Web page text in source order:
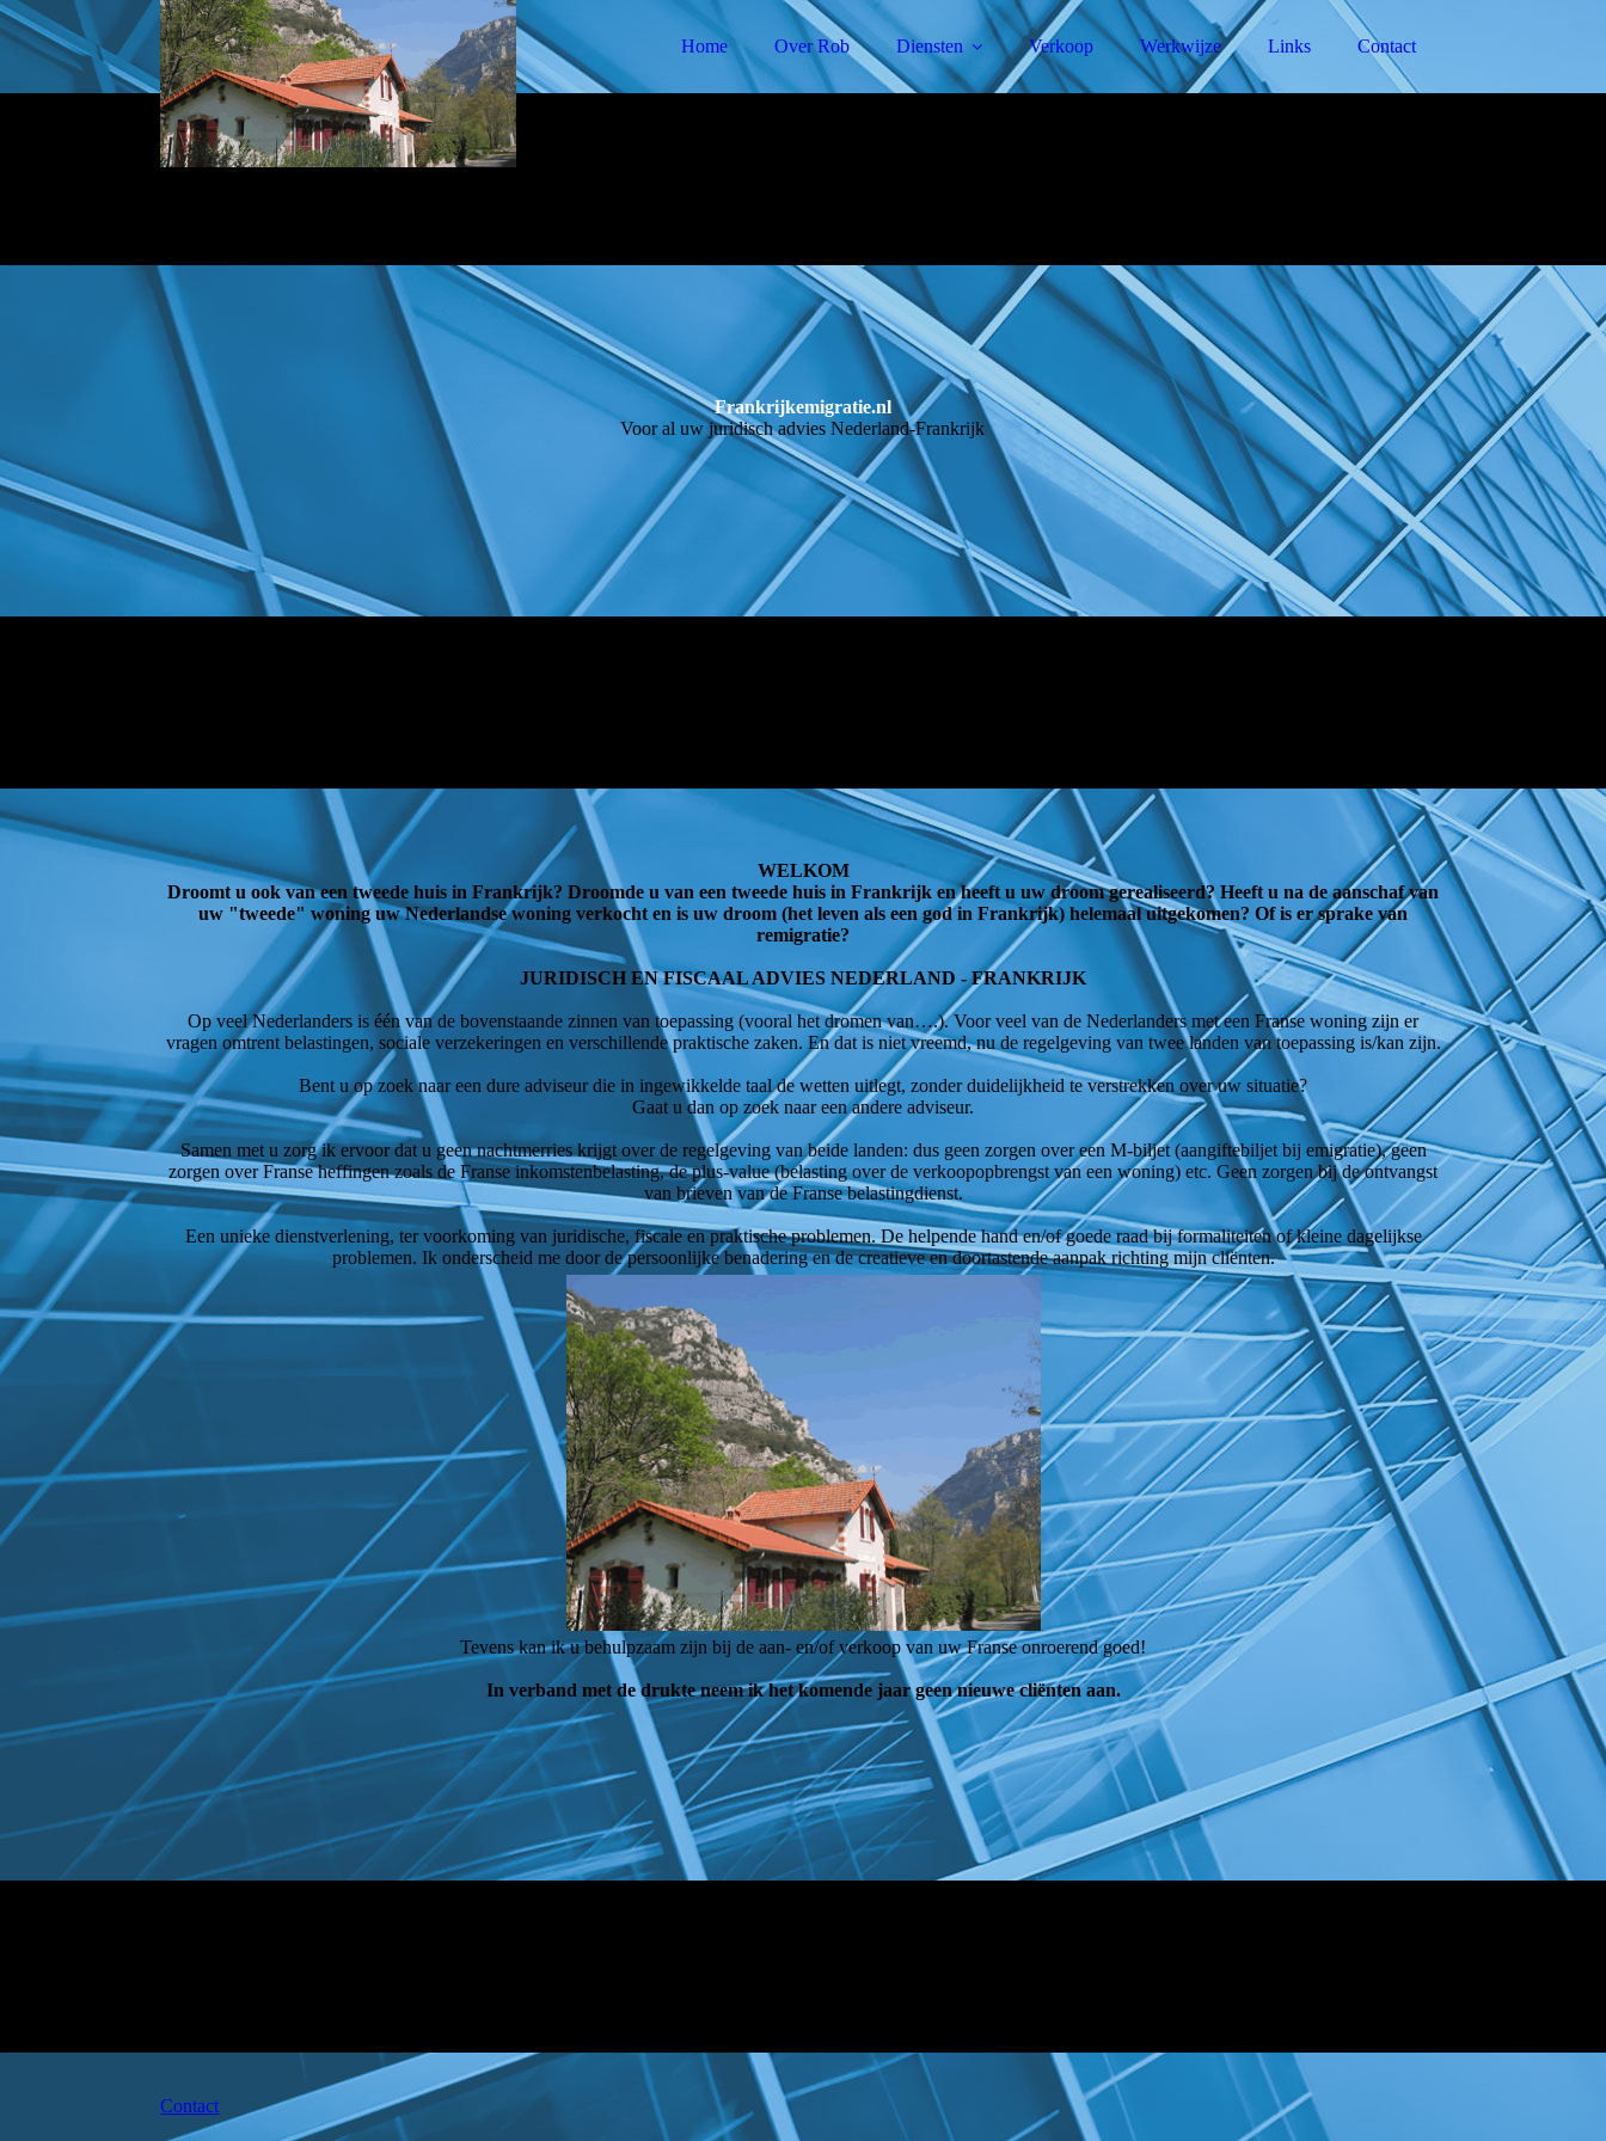
Home Over Rob Diensten Verkoop Werkwijze Links Contact
Frankrijkemigratie.nl
Voor al uw juridisch advies Nederland-Frankrijk
WELKOM
Droomt u ook van een tweede huis in Frankrijk? Droomde u van een tweede huis in Frankrijk en heeft u uw droom gerealiseerd? Heeft u na de aanschaf van
uw "tweede" woning uw Nederlandse woning verkocht en is uw droom (het leven als een god in Frankrijk) helemaal uitgekomen? Of is er sprake van
remigratie?
JURIDISCH EN FISCAAL ADVIES NEDERLAND - FRANKRIJK
Op veel Nederlanders is één van de bovenstaande zinnen van toepassing (vooral het dromen van….). Voor veel van de Nederlanders met een Franse woning zijn er
vragen omtrent belastingen, sociale verzekeringen en verschillende praktische zaken. En dat is niet vreemd, nu de regelgeving van twee landen van toepassing is/kan zijn.
Bent u op zoek naar een dure adviseur die in ingewikkelde taal de wetten uitlegt, zonder duidelijkheid te verstrekken over uw situatie?
Gaat u dan op zoek naar een andere adviseur.
Samen met u zorg ik ervoor dat u geen nachtmerries krijgt over de regelgeving van beide landen: dus geen zorgen over een M-biljet (aangiftebiljet bij emigratie), geen
zorgen over Franse heffingen zoals de Franse inkomstenbelasting, de plus-value (belasting over de verkoopopbrengst van een woning) etc. Geen zorgen bij de ontvangst
van brieven van de Franse belastingdienst.
Een unieke dienstverlening, ter voorkoming van juridische, fiscale en praktische problemen. De helpende hand en/of goede raad bij formaliteiten of kleine dagelijkse
problemen. Ik onderscheid me door de persoonlijke benadering en de creatieve en doortastende aanpak richting mijn cliënten.
Tevens kan ik u behulpzaam zijn bij de aan- en/of verkoop van uw Franse onroerend goed!
In verband met de drukte neem ik het komende jaar geen nieuwe cliënten aan.
Contact